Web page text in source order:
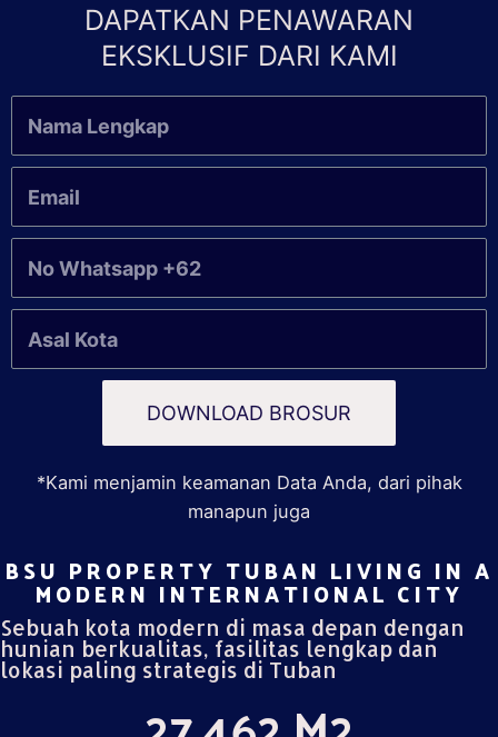
DAPATKAN PENAWARAN
EKSKLUSIF DARI KAMI
DOWNLOAD BROSUR
*Kami menjamin keamanan Data Anda, dari pihak
manapun juga
BSU PROPERTY TUBAN LIVING IN A
MODERN INTERNATIONAL CITY​
Sebuah kota modern di masa depan dengan
hunian berkualitas, fasilitas lengkap dan
lokasi paling strategis di Tuban